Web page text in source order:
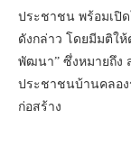
ประชาชน พร้อมเปิ
ดังกล่าว โดยมีมติใ
พัฒนา” ซึ่งหมายถึง
ประชาชนบ้านคลอง
ก่อสร้าง